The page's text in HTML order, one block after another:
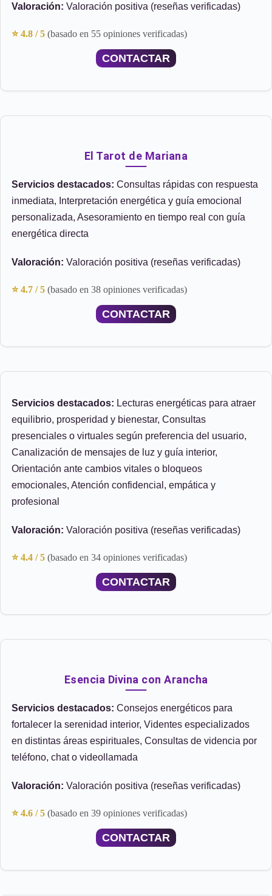
Valoración: Valoración positiva (reseñas verificadas)
⭐ 4.8 / 5 (basado en 55 opiniones verificadas)
CONTACTAR
El Tarot de Mariana
Servicios destacados: Consultas rápidas con respuesta
inmediata, Interpretación energética y guía emocional
personalizada, Asesoramiento en tiempo real con guía
energética directa
Valoración: Valoración positiva (reseñas verificadas)
⭐ 4.7 / 5 (basado en 38 opiniones verificadas)
CONTACTAR
Servicios destacados: Lecturas energéticas para atraer
equilibrio, prosperidad y bienestar, Consultas
presenciales o virtuales según preferencia del usuario,
Canalización de mensajes de luz y guía interior,
Orientación ante cambios vitales o bloqueos
emocionales, Atención confidencial, empática y
profesional
Valoración: Valoración positiva (reseñas verificadas)
⭐ 4.4 / 5 (basado en 34 opiniones verificadas)
CONTACTAR
Esencia Divina con Arancha
Servicios destacados: Consejos energéticos para
fortalecer la serenidad interior, Videntes especializados
en distintas áreas espirituales, Consultas de videncia por
teléfono, chat o videollamada
Valoración: Valoración positiva (reseñas verificadas)
⭐ 4.6 / 5 (basado en 39 opiniones verificadas)
CONTACTAR